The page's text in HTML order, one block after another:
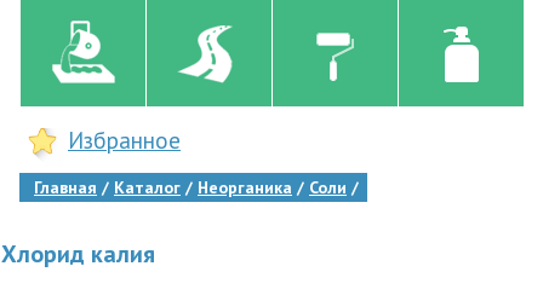
Избранное
Главная Каталог Неорганика Соли
Хлорид калия